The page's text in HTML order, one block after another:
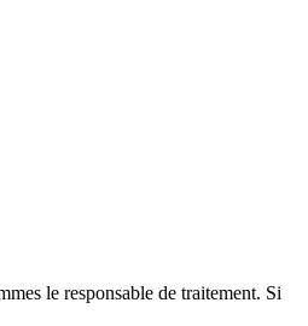
le responsable de traitement. Si